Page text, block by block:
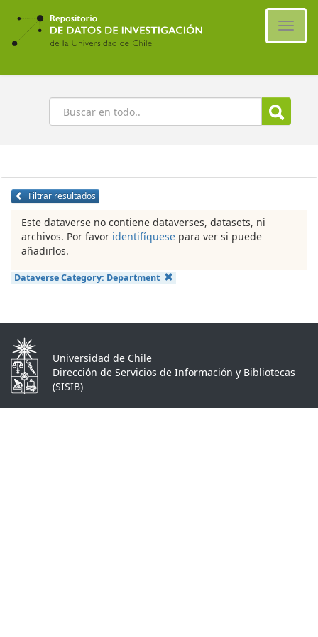
Ir
contenido
principal
Buscar
Filtrar resultados
Este dataverse no contiene dataverses, datasets, ni
archivos. Por favor identifíquese para ver si puede
añadirlos.
Dataverse Category: Department
Universidad de Chile
Dirección de Servicios de Información y Bibliotecas
(SISIB)